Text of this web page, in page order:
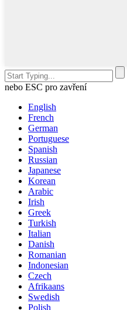
nebo ESC pro zavření
English
French
German
Portuguese
Spanish
Russian
Japanese
Korean
Arabic
Irish
Greek
Turkish
Italian
Danish
Romanian
Indonesian
Czech
Afrikaans
Swedish
Polish